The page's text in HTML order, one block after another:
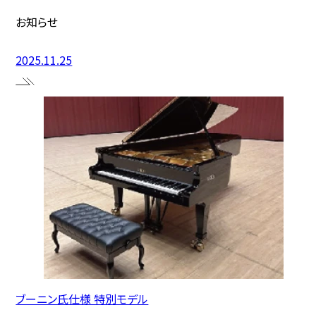
お知らせ
2025.11.25
ブーニン氏仕様 特別モデル